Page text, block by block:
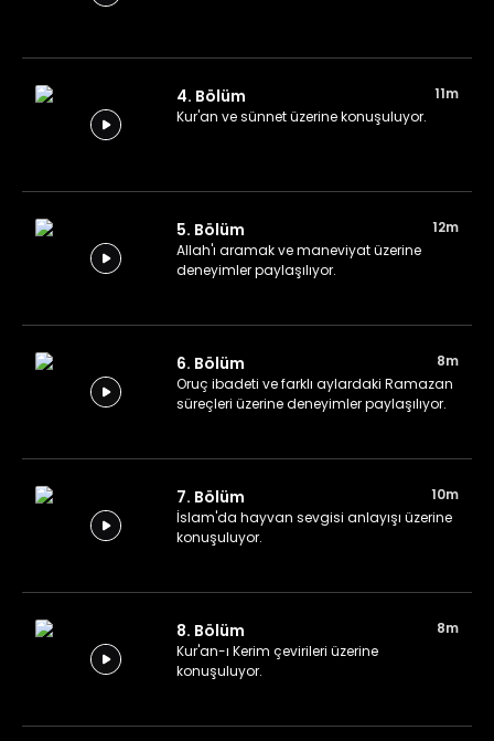
4. Bölüm
11m
Kur'an ve sünnet üzerine konuşuluyor.
5. Bölüm
12m
Allah'ı aramak ve maneviyat üzerine
deneyimler paylaşılıyor.
6. Bölüm
8m
Oruç ibadeti ve farklı aylardaki Ramazan
süreçleri üzerine deneyimler paylaşılıyor.
7. Bölüm
10m
İslam'da hayvan sevgisi anlayışı üzerine
konuşuluyor.
8. Bölüm
8m
Kur'an-ı Kerim çevirileri üzerine
konuşuluyor.